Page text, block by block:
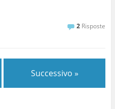
2 Risposte
Successivo »